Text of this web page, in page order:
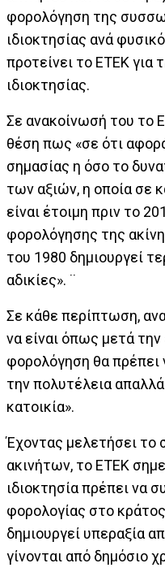
φορολόγηση της
ιδιοκτησίας ανά
προτείνει το ΕΤΕΚ για
ιδιοκτησίας.
Σε ανακοίνωσή του το
θέση πως «σε ότι
σημασίας η όσο το
των αξιών, η οποία σε
είναι έτοιμη πριν το
φορολόγησης της
του 1980 δημιουργεί
αδικίες». ¨
Σε κάθε περίπτωση,
να είναι όπως μετά
φορολόγηση θα πρέπει
την πολυτέλεια
κατοικία».
Έχοντας μελετήσει
ακινήτων, το ΕΤΕΚ
ιδιοκτησία πρέπει να
φορολογίας στο
δημιουργεί υπεραξία
γίνονται από δημόσιο